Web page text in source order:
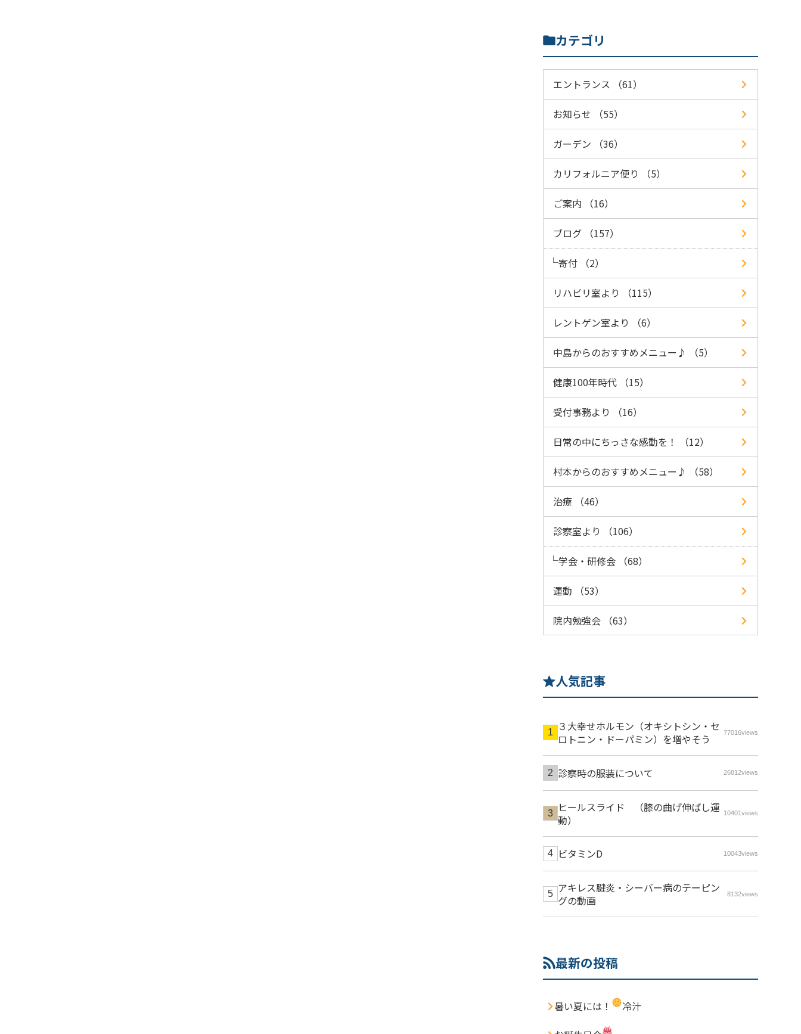
カテゴリ
エントランス （61）
お知らせ （55）
ガーデン （36）
カリフォルニア便り （5）
ご案内 （16）
ブログ （157）
寄付 （2）
リハビリ室より （115）
レントゲン室より （6）
中島からのおすすめメニュー♪ （5）
健康100年時代 （15）
受付事務より （16）
日常の中にちっさな感動を！ （12）
村本からのおすすめメニュー♪ （58）
治療 （46）
診察室より （106）
学会・研修会 （68）
運動 （53）
院内勉強会 （63）
人気記事
３大幸せホルモン（オキシトシン・セ
ロトニン・ドーパミン）を増やそう
77016views
診察時の服装について 26812views
ヒールスライド （膝の曲げ伸ばし運
動）
10401views
ビタミンD 10043views
アキレス腱炎・シーバー病のテーピン
グの動画
8132views
最新の投稿
暑い夏には！
冷汁